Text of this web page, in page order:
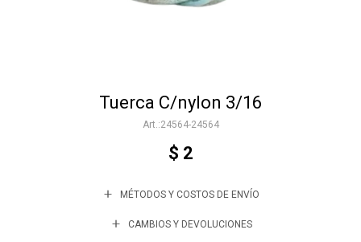
Tuerca C/nylon 3/16
24564-24564
$ 2
MÉTODOS Y COSTOS DE ENVÍO
CAMBIOS Y DEVOLUCIONES